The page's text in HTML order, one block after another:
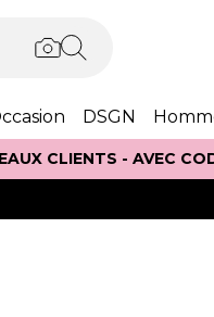
DSGN
CLIENTS - AVEC